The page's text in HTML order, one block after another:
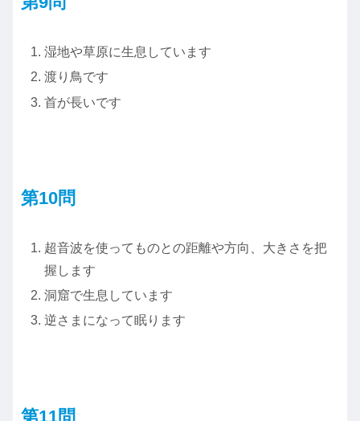
湿地や草原に生息しています
渡り鳥です
首が長いです
第10問
超音波を使ってものとの距離や方向、大きさを把
握します
洞窟で生息しています
逆さまになって眠ります
第11問